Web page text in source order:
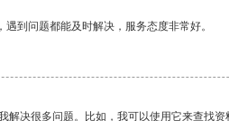
到问题都能及时解决，服务态度非常好。
解决很多问题。比如，我可以使用它来查找资